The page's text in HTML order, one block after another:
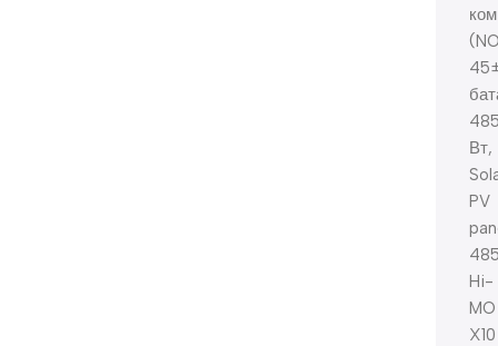
Вт,
PV
Hi-
MO
X10